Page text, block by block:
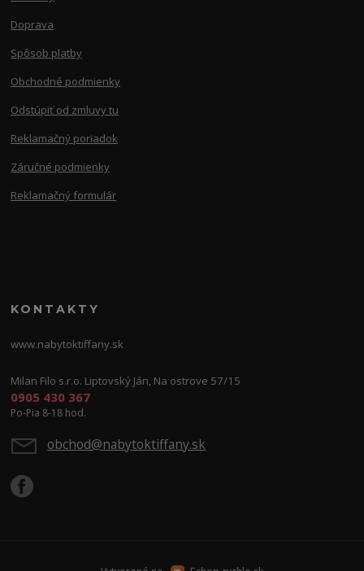
Doprava
Spôsob platby
Obchodné podmienky
Odstúpiť od zmluvy tu
Reklamačný poriadok
Záručné podmienky
Reklamačný formulár
KONTAKTY
www.nabytoktiffany.sk
Milan Filo s.r.o. Liptovský Ján, Na ostrove 57/15
0905 430 367
Po-Pia 8-18 hod.
obchod@nabytoktiffany.sk